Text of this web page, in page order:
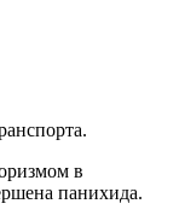
в
панихида.